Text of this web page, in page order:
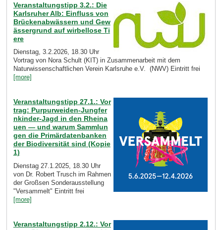
Veranstaltungstipp 3.2.: Die
Karlsruher Alb: Einfluss von
Brückenabwässern und Gew
ässergrund auf wirbellose Ti
ere
Dienstag, 3.2.2026, 18.30 Uhr
Vortrag von Nora Schult (KIT) in Zusammenarbeit mit dem
Naturwissenschaftlichen Verein Karlsruhe e.V. (NWV) Eintritt frei
[more]
Veranstaltungstipp 27.1.: Vor
trag: Purpurweiden-Jungfer
nkinder-Jagd in den Rheina
uen — und warum Sammlun
gen die Primärdatenbanken
der Biodiversität sind (Kopie
1)
Dienstag 27.1.2025, 18.30 Uhr
von Dr. Robert Trusch im Rahmen
der Großsen Sonderausstellung
"Versammelt" Eintritt frei
[more]
Veranstaltungstipp 2.12.: Vor